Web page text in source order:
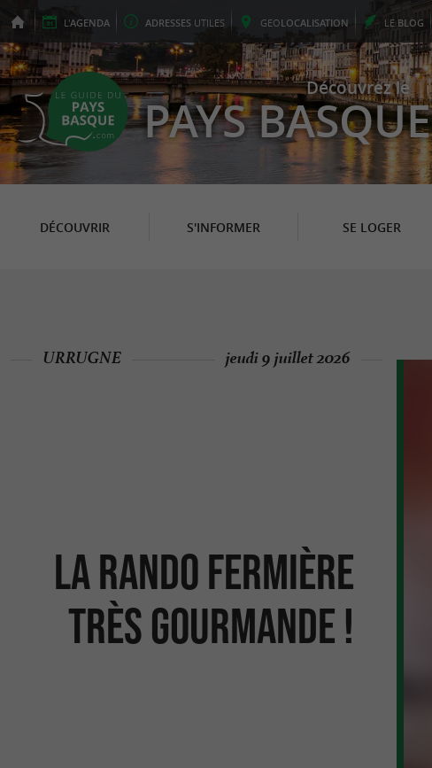
L'AGENDA ADRESSES UTILES GEOLOCALISATION LE BLOG
Découvrez le
PAYS BASQUE
DÉCOUVRIR S'INFORMER SE LOGER
La Rando Fermière
très gourmande !
URRUGNE jeudi 9 juillet 2026